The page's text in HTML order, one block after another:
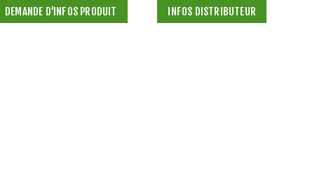
DEMANDE D'INFOS PRODUIT INFOS DISTRIBUTEUR